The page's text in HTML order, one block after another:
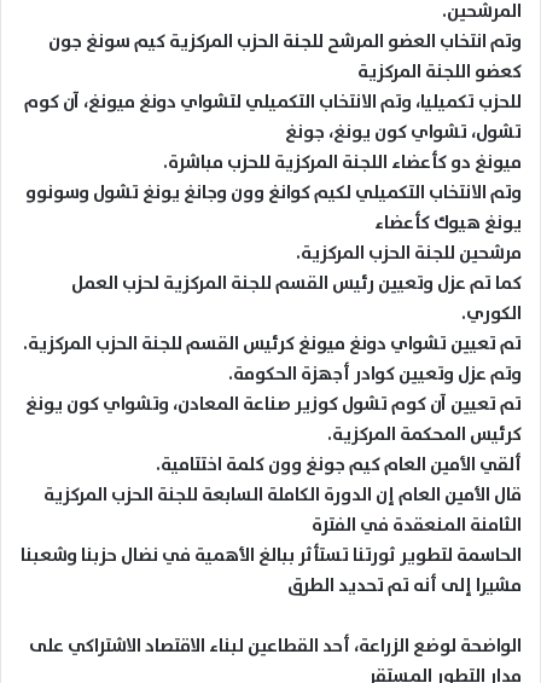
المرشحين.
وتم انتخاب العضو المرشح للجنة الحزب المركزية كيم سونغ جون
كعضو اللجنة المركزية
للحزب تكميليا، وتم الانتخاب التكميلي لتشواي دونغ ميونغ، آن كوم
تشول، تشواي كون يونغ، جونغ
ميونغ دو كأعضاء اللجنة المركزية للحزب مباشرة.
وتم الانتخاب التكميلي لكيم كوانغ وون وجانغ يونغ تشول وسونوو
يونغ هيوك كأعضاء
مرشحين للجنة الحزب المركزية.
كما تم عزل وتعيين رئيس القسم للجنة المركزية لحزب العمل
الكوري.
تم تعيين تشواي دونغ ميونغ كرئيس القسم للجنة الحزب المركزية.
وتم عزل وتعيين كوادر أجهزة الحكومة.
تم تعيين آن كوم تشول كوزير صناعة المعادن، وتشواي كون يونغ
كرئيس المحكمة المركزية.
ألقي الأمين العام كيم جونغ وون كلمة اختتامية.
قال الأمين العام إن الدورة الكاملة السابعة للجنة الحزب المركزية
الثامنة المنعقدة في الفترة
الحاسمة لتطوير ثورتنا تستأثر ببالغ الأهمية في نضال حزبنا وشعبنا
مشيرا إلى أنه تم تحديد الطرق
الواضحة لوضع الزراعة، أحد القطاعين لبناء الاقتصاد الاشتراكي على
مدار التطور المستقر